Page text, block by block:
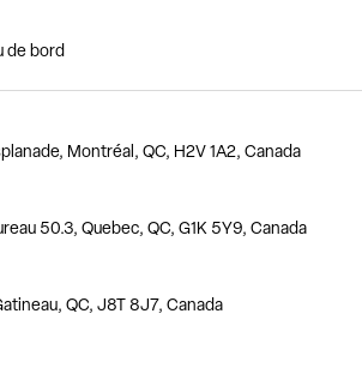
de bord
Montréal, QC, H2V 1A2, Canada
50.3, Quebec, QC, G1K 5Y9, Canada
QC, J8T 8J7, Canada